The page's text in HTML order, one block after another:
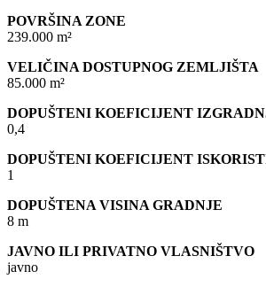
POVRŠINA ZONE
239.000 m²
VELIČINA DOSTUPNOG ZEMLJIŠTA
85.000 m²
DOPUŠTENI KOEFICIJENT
0,4
DOPUŠTENI KOEFICIJENT
1
DOPUŠTENA VISINA GRADNJE
8 m
JAVNO ILI PRIVATNO VLASNIŠTVO
javno